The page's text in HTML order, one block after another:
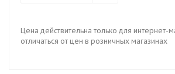
Цена действительна только для интернет-
отличаться от цен в розничных магазинах